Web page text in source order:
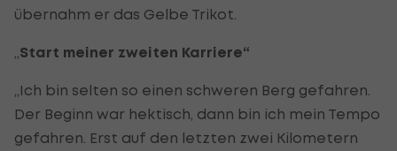
übernahm er das Gelbe Trikot.
Start meiner zweiten Karriere“
„Ich bin selten so einen schweren Berg gefahren.
Der Beginn war hektisch, dann bin ich mein Tempo
gefahren. Erst auf den letzten zwei Kilometern